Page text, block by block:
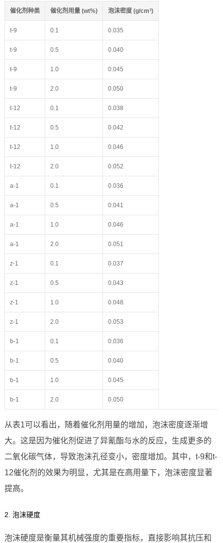
催化剂种类 催化剂用量 (wt%) 泡沫密度 (g/cm³)
t-9 0.1 0.035
t-9 0.5 0.040
t-9 1.0 0.045
t-9 2.0 0.050
t-12 0.1 0.038
t-12 0.5 0.042
t-12 1.0 0.046
t-12 2.0 0.052
a-1 0.1 0.036
a-1 0.5 0.041
a-1 1.0 0.046
a-1 2.0 0.051
z-1 0.1 0.037
z-1 0.5 0.043
z-1 1.0 0.048
z-1 2.0 0.053
b-1 0.1 0.036
b-1 0.5 0.040
b-1 1.0 0.045
b-1 2.0 0.050
从表1可以看出，随着催化剂用量的增加，泡沫密度逐渐增
大。这是因为催化剂促进了异氰酯与水的反应，生成更多的
二氧化碳气体，导致泡沫孔径变小，密度增加。其中，t-9和t-
12催化剂的效果为明显，尤其是在高用量下，泡沫密度显著
提高。
2. 泡沫硬度
泡沫硬度是衡量其机械强度的重要指标，直接影响其抗压和